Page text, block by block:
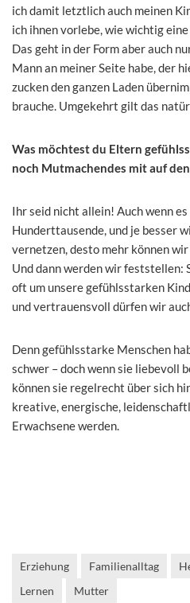
ich damit letztlich auch meinen
ich ihnen vorlebe, wie wichtig
Das geht in der Form aber auch
Mann an meiner Seite habe, der
zucken den ganzen Laden
brauche. Umgekehrt gilt das
Was möchtest du Eltern
noch Mutmachendes mit auf
Ihr seid nicht allein! Auch wenn
Hunderttausende, und je besser
vernetzen, desto mehr können
Und dann werden wir feststellen:
oft um unsere gefühlsstarken
und vertrauensvoll dürfen wir
Denn gefühlsstarke Menschen
schwer – doch wenn sie liebevoll
können sie regelrecht über sich
kreative, energische,
Erwachsene werden.
Erziehung Familienalltag
Lernen
Mutter